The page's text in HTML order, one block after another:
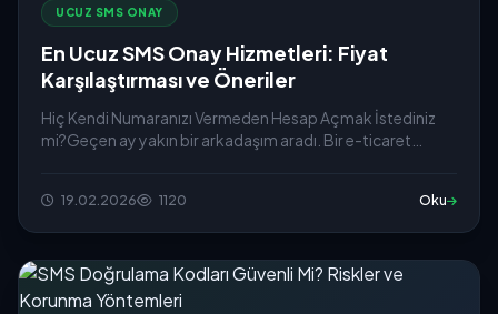
UCUZ SMS ONAY
En Ucuz SMS Onay Hizmetleri: Fiyat
Karşılaştırması ve Öneriler
Hiç Kendi Numaranızı Vermeden Hesap Açmak İstediniz
mi?Geçen ay yakın bir arkadaşım aradı. Bir e-ticaret
19.02.2026 1120 Oku